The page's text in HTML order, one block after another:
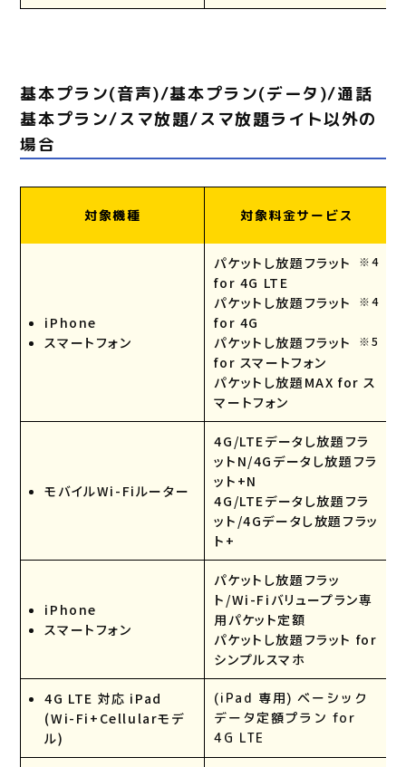
基本プラン(音声)/基本プラン(データ)/通話
基本プラン/スマ放題/スマ放題ライト以外の
場合
対象機種 対象料金サービス
iPhone
スマートフォン
パケットし放題フラット
for 4G LTE
※4
パケットし放題フラット
for 4G
※4
パケットし放題フラット
for スマートフォン
※5
パケットし放題MAX for ス
マートフォン
モバイルWi-Fiルーター
4G/LTEデータし放題フラ
ットN/4Gデータし放題フラ
ット+N
4G/LTEデータし放題フラ
ット/4Gデータし放題フラッ
ト+
iPhone
スマートフォン
パケットし放題フラッ
ト/Wi-Fiバリュープラン専
用パケット定額
パケットし放題フラット for
シンプルスマホ
4G LTE 対応 iPad
(Wi-Fi+Cellularモデ
ル)
(iPad 専用) ベーシック
データ定額プラン for
4G LTE